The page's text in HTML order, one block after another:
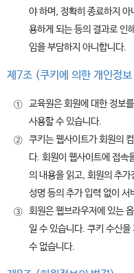
야 하며, 정확히 종료하지 아
용하게 되는 등의 결과로 인
임을 부담하지 아니합니다.
제7조 (쿠키에 의한 개인정
①
교육원은 회원에 대한 정보
사용할 수 있습니다.
②
쿠키는 웹사이트가 회원의
다. 회원이 웹사이트에 접속
의 내용을 읽고, 회원의 추
성명 등의 추가 입력 없이 서
③
회원은 웹브라우저에 있는
일 수 있습니다. 쿠키 수신
수 없습니다.